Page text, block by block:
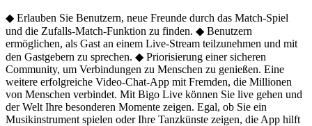
◆ Erlauben Sie Benutzern, neue Freunde durch das Match-Spiel
und die Zufalls-Match-Funktion zu finden. ◆ Benutzern
ermöglichen, als Gast an einem Live-Stream teilzunehmen und mit
den Gastgebern zu sprechen. ◆ Priorisierung einer sicheren
Community, um Verbindungen zu Menschen zu genießen. Eine
weitere erfolgreiche Video-Chat-App mit Fremden, die Millionen
von Menschen verbindet. Mit Bigo Live können Sie live gehen und
der Welt Ihre besonderen Momente zeigen. Egal, ob Sie ein
Musikinstrument spielen oder Ihre Tanzkünste zeigen, die App hilft